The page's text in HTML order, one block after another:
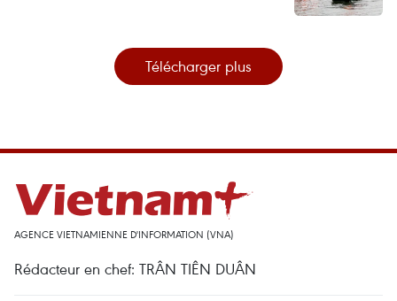
Télécharger plus
AGENCE VIETNAMIENNE D'INFORMATION (VNA)
Rédacteur en chef: TRÂN TIÊN DUÂN